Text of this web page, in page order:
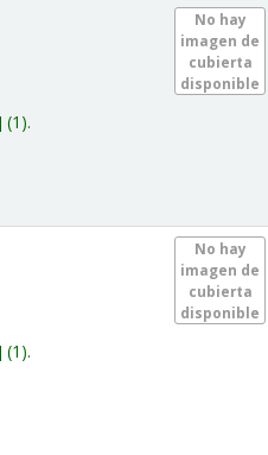
No hay
imagen de
cubierta
disponible
(1).
No hay
imagen de
cubierta
disponible
(1).